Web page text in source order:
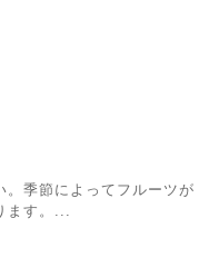
。季節によってフルーツが
ます。...